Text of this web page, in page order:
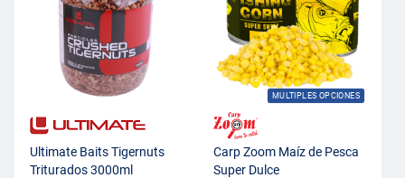
Ultimate Baits Tigernuts
Triturados 3000ml
MULTIPLES OPCIONES
Carp Zoom Maíz de Pesca
Super Dulce